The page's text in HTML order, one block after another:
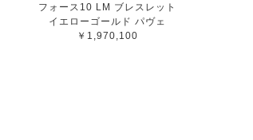
フォース10 LM ブレスレット
イエローゴールド パヴェ
￥1,970,100